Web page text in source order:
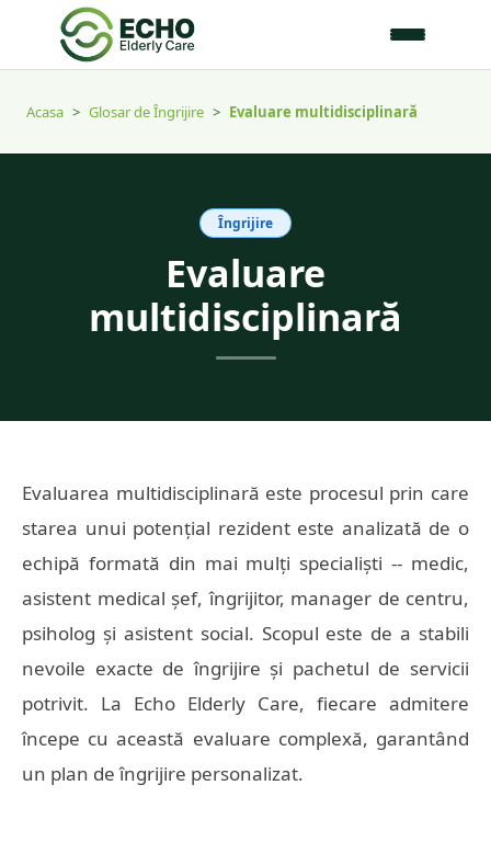
Acasa > Glosar de Îngrijire > Evaluare multidisciplinară
Îngrijire
Evaluare
multidisciplinară
Evaluarea multidisciplinară este procesul prin care
starea unui potențial rezident este analizată de o
echipă formată din mai mulți specialiști -- medic,
asistent medical șef, îngrijitor, manager de centru,
psiholog și asistent social. Scopul este de a stabili
nevoile exacte de îngrijire și pachetul de servicii
potrivit. La Echo Elderly Care, fiecare admitere
începe cu această evaluare complexă, garantând
un plan de îngrijire personalizat.